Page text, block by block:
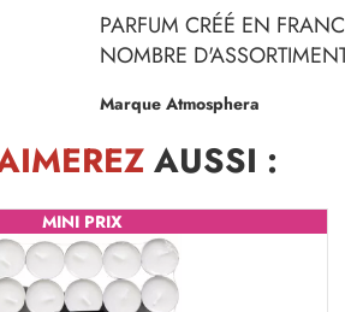
PARFUM CRÉÉ EN
NOMBRE
Marque Atmosphera
AUSSI :
MINI PRIX